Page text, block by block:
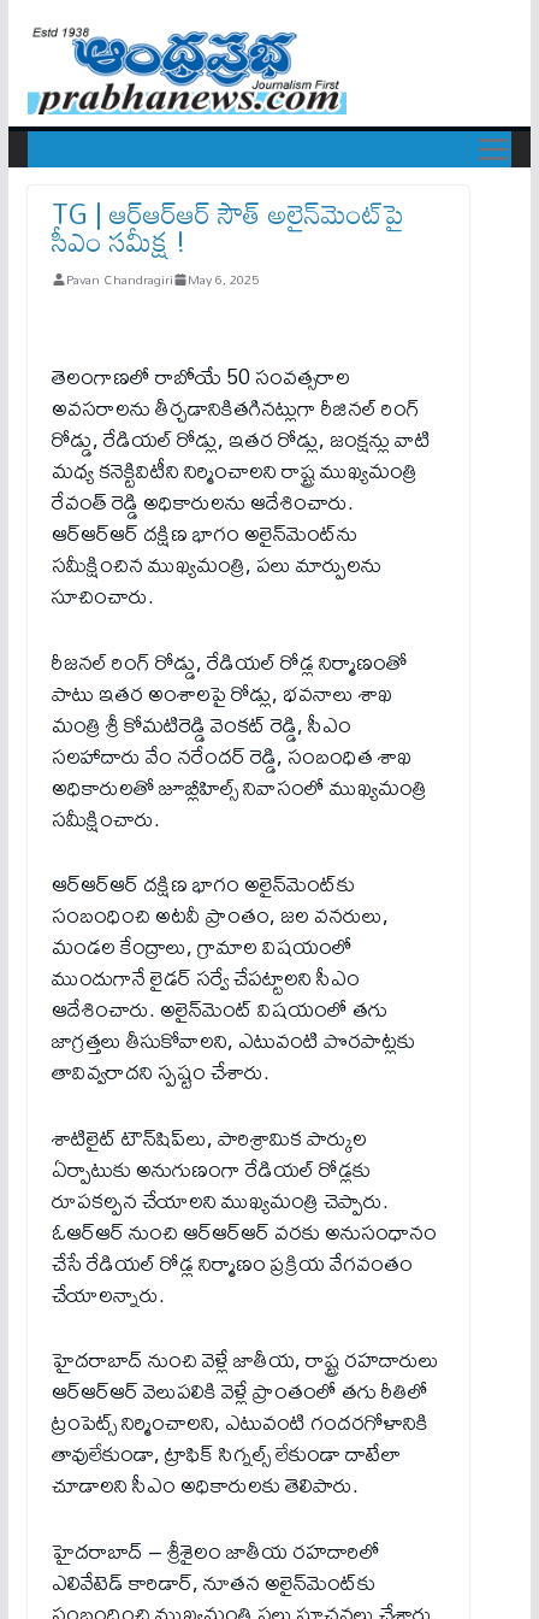
TG | ఆర్‌ఆర్‌ఆర్ సౌత్ అలైన్‌మెంట్‌పై
సీఎం స‌మీక్ష !
Pavan Chandragiri May 6, 2025
తెలంగాణలో రాబోయే 50 సంవత్సరాల
అవసరాలను తీర్చడానికిత‌గిన‌ట్లుగా రీజినల్ రింగ్
రోడ్డు, రేడియల్ రోడ్లు, ఇతర రోడ్లు, జంక్షన్లు వాటి
మధ్య కనెక్టివిటీని నిర్మించాలని రాష్ట్ర ముఖ్యమంత్రి
రేవంత్ రెడ్డి అధికారులను ఆదేశించారు.
ఆర్‌ఆర్‌ఆర్ దక్షిణ భాగం అలైన్‌మెంట్‌ను
సమీక్షించిన ముఖ్యమంత్రి, ప‌లు మార్పులను
సూచించారు.
రీజనల్ రింగ్ రోడ్డు, రేడియల్ రోడ్ల నిర్మాణంతో
పాటు ఇతర అంశాలపై రోడ్లు, భవనాలు శాఖ
మంత్రి శ్రీ కోమటిరెడ్డి వెంకట్ రెడ్డి, సీఎం
సలహాదారు వేం నరేందర్ రెడ్డి, సంబంధిత శాఖ
అధికారులతో జూబ్లీహిల్స్ నివాసంలో ముఖ్యమంత్రి
సమీక్షించారు.
ఆర్ఆర్ఆర్ దక్షిణ భాగం అలైన్‌మెంట్‌కు
సంబంధించి అట‌వీ ప్రాంతం, జ‌ల వ‌న‌రులు,
మండ‌ల కేంద్రాలు, గ్రామాల విష‌యంలో
ముందుగానే లైడ‌ర్ స‌ర్వే చేప‌ట్టాల‌ని సీఎం
ఆదేశించారు. అలైన్‌మెంట్ విషయంలో త‌గు
జాగ్ర‌త్త‌లు తీసుకోవాల‌ని, ఎటువంటి పొర‌పాట్ల‌కు
తావివ్వరాదని స్పష్టం చేశారు.
శాటిలైట్ టౌన్‌షిప్‌లు, పారిశ్రామిక పార్కుల
ఏర్పాటుకు అనుగుణంగా రేడియ‌ల్ రోడ్ల‌కు
రూప‌క‌ల్ప‌న చేయాల‌ని ముఖ్యమంత్రి చెప్పారు.
ఓఆర్ఆర్ నుంచి ఆర్ఆర్ఆర్ వ‌రకు అనుసంధానం
చేసే రేడియ‌ల్ రోడ్ల నిర్మాణం ప్ర‌క్రియ వేగ‌వంతం
చేయాలన్నారు.
హైద‌రాబాద్ నుంచి వెళ్లే జాతీయ‌, రాష్ట్ర ర‌హదారులు
ఆర్ఆర్ఆర్ వెలుప‌లికి వెళ్లే ప్రాంతంలో త‌గు రీతిలో
ట్రంపెట్స్ నిర్మించాల‌ని, ఎటువంటి గంద‌ర‌గోళానికి
తావులేకుండా, ట్రాఫిక్ సిగ్నల్స్ లేకుండా దాటేలా
చూడాల‌ని సీఎం అధికారుల‌కు తెలిపారు.
హైద‌రాబాద్ – శ్రీ‌శైలం జాతీయ ర‌హ‌దారిలో
ఎలివేటెడ్ కారిడార్‌, నూత‌న అలైన్‌మెంట్‌కు